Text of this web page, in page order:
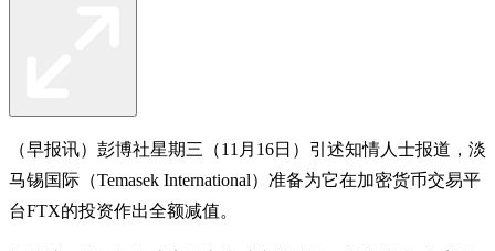
（早报讯）彭博社星期三（11月16日）引述知情人士报道，淡
马锡国际（Temasek International）准备为它在加密货币交易平
台FTX的投资作出全额减值。